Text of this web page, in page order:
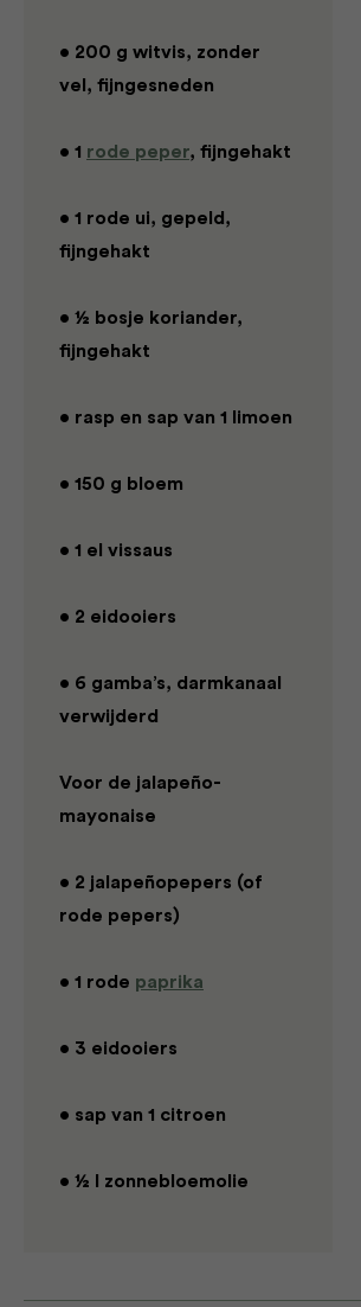
• 200 g witvis, zonder
vel, fijngesneden
• 1 rode peper, fijngehakt
• 1 rode ui, gepeld,
fijngehakt
• ½ bosje koriander,
fijngehakt
• rasp en sap van 1 limoen
• 150 g bloem
• 1 el vissaus
• 2 eidooiers
• 6 gamba’s, darmkanaal
verwijderd
Voor de jalapeño-
mayonaise
• 2 jalapeñopepers (of
rode pepers)
• 1 rode paprika
• 3 eidooiers
• sap van 1 citroen
• ½ l zonnebloemolie